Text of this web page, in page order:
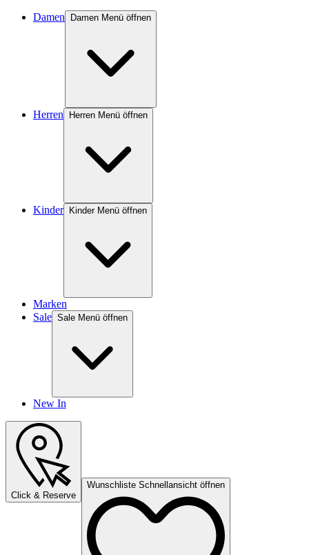
Damen Damen Menü öffnen
Herren Herren Menü öffnen
Kinder Kinder Menü öffnen
Marken
Sale Sale Menü öffnen
New In
Click & Reserve
Wunschliste Schnellansicht öffnen